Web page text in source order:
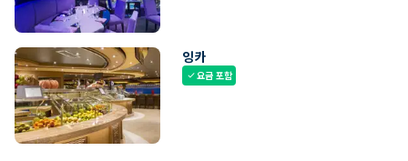
잉카
check요금 포함